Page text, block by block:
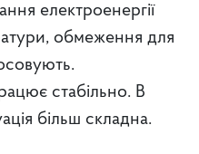
електроенергії
обмеження для
стабільно. В
більш складна.